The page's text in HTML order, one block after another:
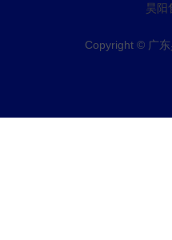
昊阳
Copyright © 广东